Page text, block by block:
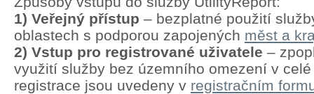
1) Veřejný přístup – bezplatné použití
oblastech s podporou zapojených měst a
2) Vstup pro registrované uživatele –
využití služby bez územního omezení v
registrace jsou uvedeny v registračním